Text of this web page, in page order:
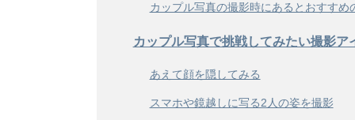
カップル写真の撮影時にあるとおすすめ
カップル写真で挑戦してみたい撮影ア
あえて顔を隠してみる
スマホや鏡越しに写る2人の姿を撮影